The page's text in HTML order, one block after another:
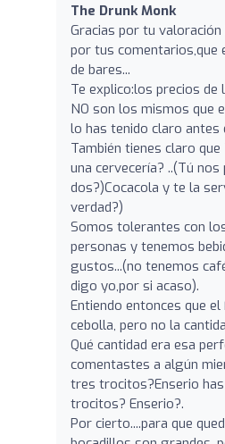
The Drunk Monk
Gracias por tu
por tus comentarios,que
de bares...
Te explico:los precios de
NO son los mismos que
lo has tenido claro antes
También tienes claro que
una cervecería? ..(Tú
dos?)Cocacola y te la
verdad?)
Somos tolerantes con
personas y tenemos
gustos...(no tenemos
digo yo,por si acaso).
Entiendo entonces que
cebolla, pero no la
Qué cantidad era esa
comentastes a algún
tres trocitos?Enserio
trocitos? Enserio?.
Por cierto....para que